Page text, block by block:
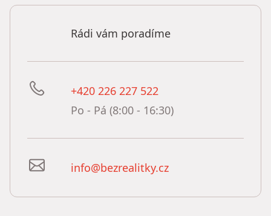
Rádi vám poradíme
+420 226 227 522
Po - Pá (8:00 - 16:30)
info@bezrealitky.cz